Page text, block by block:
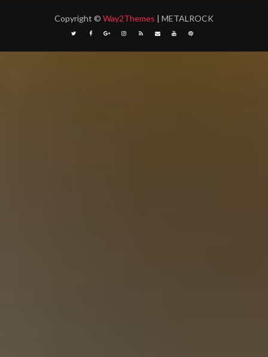
Copyright © Way2Themes | METALROCK